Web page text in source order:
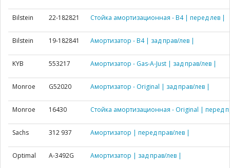
Bilstein 22-182821 Стойка амортизационная - B4 | перед лев |
Bilstein 19-182841 Амортизатор - B4 | зад прав/лев |
KYB 553217 Амортизатор - Gas-A-Just | зад прав/лев |
Monroe G52020 Амортизатор - Original | зад прав/лев |
Monroe 16430 Стойка амортизационная - Original | перед
Sachs 312 937 Амортизатор | перед прав/лев |
Optimal A-3492G Амортизатор | зад прав/лев |